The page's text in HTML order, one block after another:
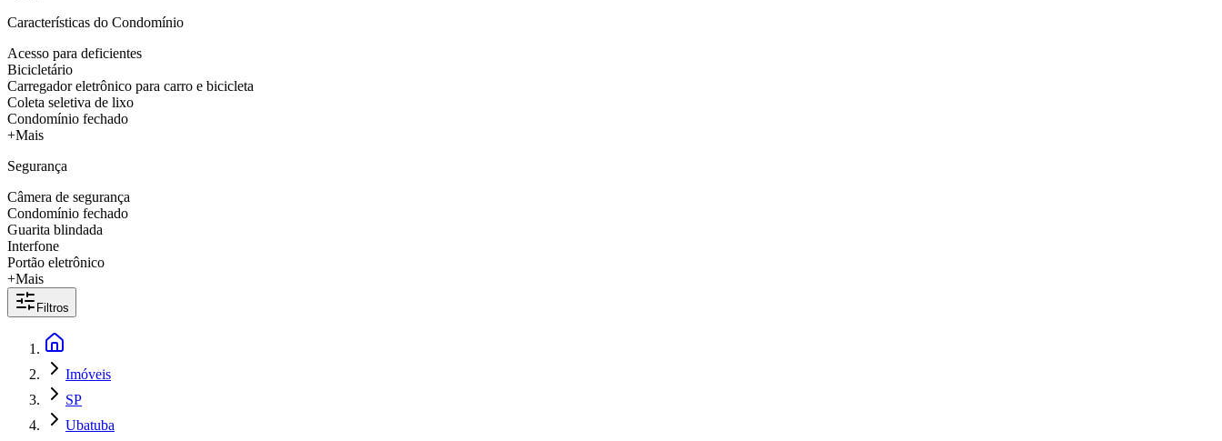
Características do Condomínio
Acesso para deficientes
Bicicletário
Carregador eletrônico para carro e bicicleta
Coleta seletiva de lixo
Condomínio fechado
+Mais
Segurança
Câmera de segurança
Condomínio fechado
Guarita blindada
Interfone
Portão eletrônico
+Mais
Filtros
Imóveis
SP
Ubatuba